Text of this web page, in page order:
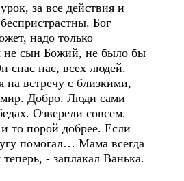
за все действия и
Бог
надо только
не сын Божий, не было бы
спас нас, всех людей.
на встречу с близкими,
Добро. Люди сами
Озверели совсем.
то порой добрее. Если
помогал… Мама всегда
- заплакал Ванька.